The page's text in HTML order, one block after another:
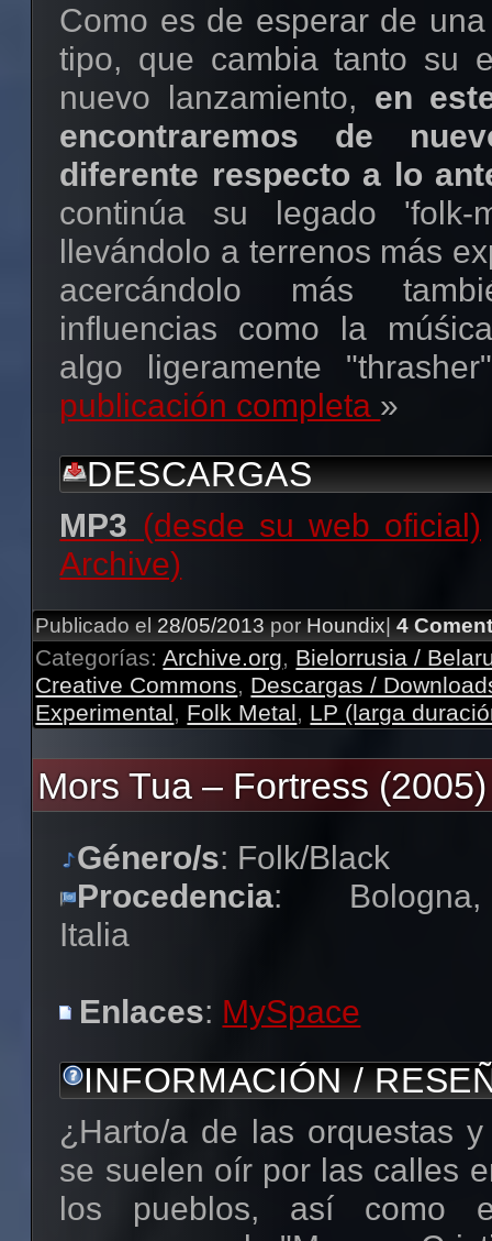
Como es de esperar de
tipo, que cambia tanto su
nuevo lanzamiento, en
encontraremos de
diferente respecto a lo
continúa su legado 'folk-
llevándolo a terrenos más
acercándolo más
influencias como la
algo ligeramente
publicación completa »
DESCARGAS
MP3 (desde su web oficial)
Archive)
Publicado el 28/05/2013 por Houndix| 4
Categorías:Archive.org, Bielorrusia /
Creative Commons, Descargas /
Experimental, Folk Metal, LP (larga
Mors Tua – Fortress (2005)
Género/s: Folk/Black
Procedencia: Bologna,
Italia
Enlaces: MySpace
INFORMACIÓN /
¿Harto/a de las orquestas
se suelen oír por las calles
los pueblos, así como